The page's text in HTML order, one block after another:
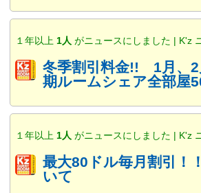
１年以上 1人 がニュースにしました | K'z
冬季割引料金!! 1月、2
期ルームシェア全部屋
１年以上 1人 がニュースにしました | K'z
最大80ドル毎月割引！
いて